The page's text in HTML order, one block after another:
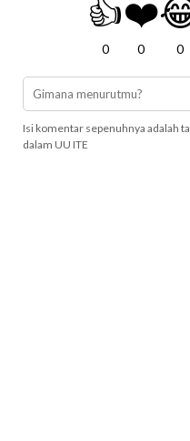
👍
0
❤️
0 0
Isi komentar sepenuhnya adalah
dalam UU ITE